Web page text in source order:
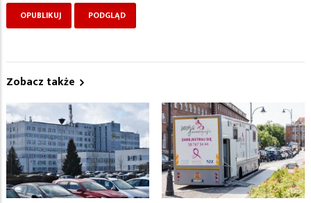
Zobacz także